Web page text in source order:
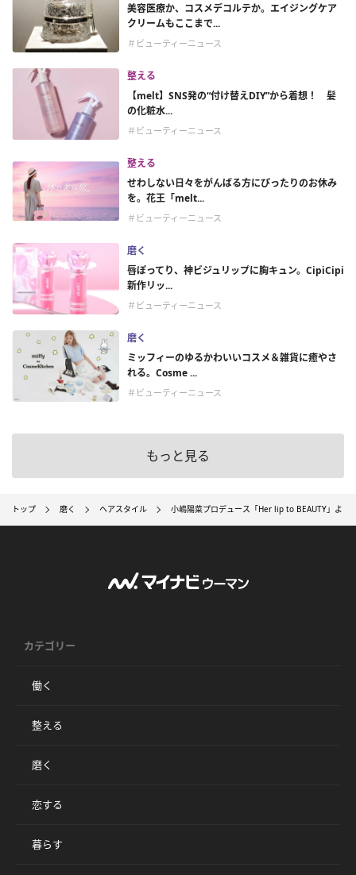
美容医療か、コスメデコルテか。エイジングケア
クリームもここまで...
＃ビューティーニュース
整える
【melt】SNS発の“付け替えDIY”から着想！ 髪
の化粧水...
＃ビューティーニュース
整える
せわしない日々をがんばる方にぴったりのお休み
を。花王「melt...
＃ビューティーニュース
磨く
唇ぽってり、神ビジュリップに胸キュン。CipiCipi
新作リッ...
＃ビューティーニュース
磨く
ミッフィーのゆるかわいいコスメ＆雑貨に癒やさ
れる。Cosme ...
＃ビューティーニュース
もっと見る
トップ 磨く ヘアスタイル 小嶋陽菜プロデュース「Her lip to BEAUTY」より
カテゴリー
働く
整える
磨く
恋する
暮らす